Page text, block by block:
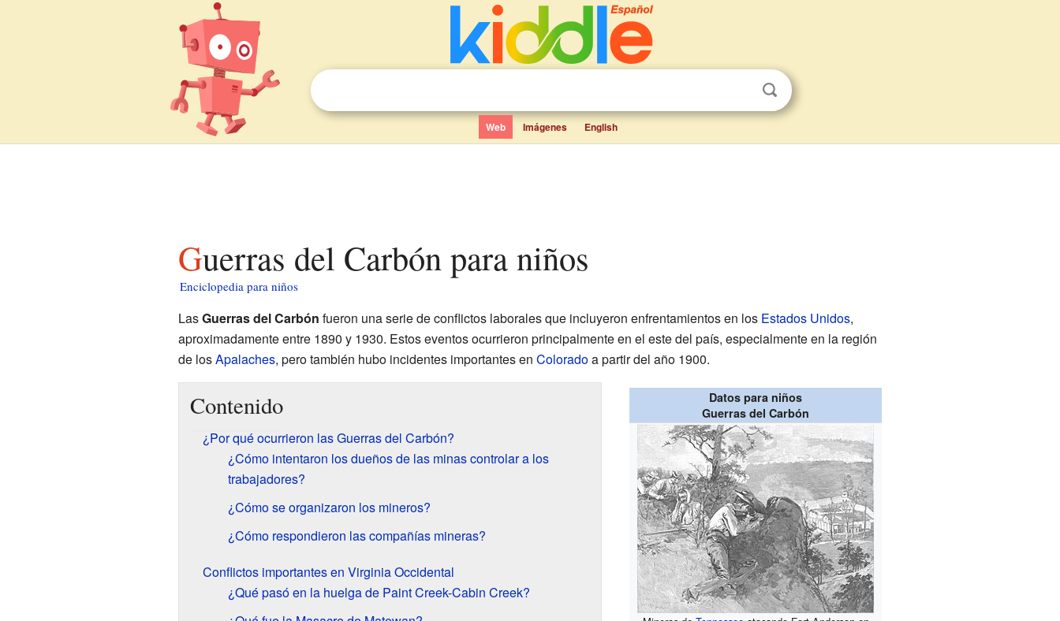
Web Imágenes English
Guerras del Carbón para niños
Enciclopedia para niños
LasGuerras del Carbón fueron una serie de conflictos laborales que incluyeron enfrentamientos en los Estados Unidos,
aproximadamente entre 1890 y 1930. Estos eventos ocurrieron principalmente en el este del país, especialmente en la región
de losApalaches, pero también hubo incidentes importantes en Coloradoa partir del año 1900.
Datos para niños
Guerras del Carbón
Contenido
¿Por qué ocurrieron las Guerras del Carbón?
¿Cómo intentaron los dueños de las minas controlar a los
trabajadores?
¿Cómo se organizaron los mineros?
¿Cómo respondieron las compañías mineras?
Conflictos importantes en Virginia Occidental
¿Qué pasó en la huelga de Paint Creek-Cabin Creek?